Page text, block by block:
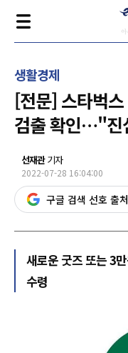
생활경제
[전문] 스타벅
검출 확인…"진
선재관기자
2022-07-28 16:04:00
구글 검색 선호 출
새로운 굿즈 또는 3
수령